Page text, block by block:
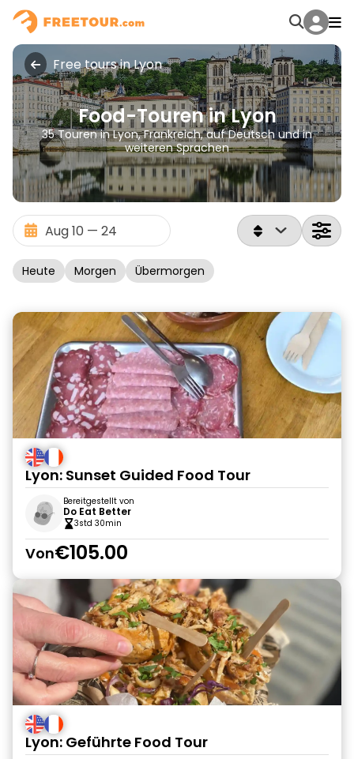
Free tours in Lyon
Food-Touren in Lyon
35 Touren in Lyon, Frankreich, auf Deutsch und in
weiteren Sprachen
Heute Morgen Übermorgen
Lyon: Sunset Guided Food Tour
Bereitgestellt von
Do Eat Better
3std 30min
Von€105.00
Lyon: Geführte Food Tour